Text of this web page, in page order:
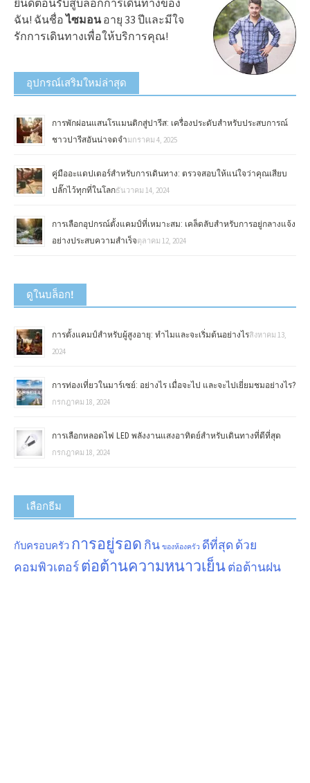
ฉัน! ฉันชื่อไซมอนอายุ 33 ปีและมีใจ
รักการเดินทางเพื่อให้บริการคุณ!
อุปกรณ์เสริมใหม่ล่าสุด
การพักผ่อนแสนโรแมนติกสู่ปารีส: เครื่องประดับสำหรับประสบการณ์
ชาวปารีสอันน่าจดจำมกราคม 4, 2025
คู่มืออะแดปเตอร์สำหรับการเดินทาง: ตรวจสอบให้แน่ใจว่าคุณเสียบ
ปลั๊กไว้ทุกที่ในโลกธันวาคม 14, 2024
การเลือกอุปกรณ์ตั้งแคมป์ที่เหมาะสม: เคล็ดลับสำหรับการอยู่กลางแจ้ง
อย่างประสบความสำเร็จตุลาคม 12, 2024
ดูในบล็อก!
การตั้งแคมป์สำหรับผู้สูงอายุ: ทำไมและจะเริ่มต้นอย่างไรสิงหาคม 13,
2024
การท่องเที่ยวในมาร์เซย์: อย่างไร เมื่อจะไป และจะไปเยี่ยมชมอย่างไร?
กรกฎาคม 18, 2024
การเลือกหลอดไฟ LED พลังงานแสงอาทิตย์สำหรับเดินทางที่ดีที่สุด
กรกฎาคม 18, 2024
เลือกธีม
กับครอบครัว การอยู่รอด กิน ของห้องครัว ดีที่สุด ด้วย
คอมพิวเตอร์ต่อต้านความหนาวเย็นต่อต้านฝน